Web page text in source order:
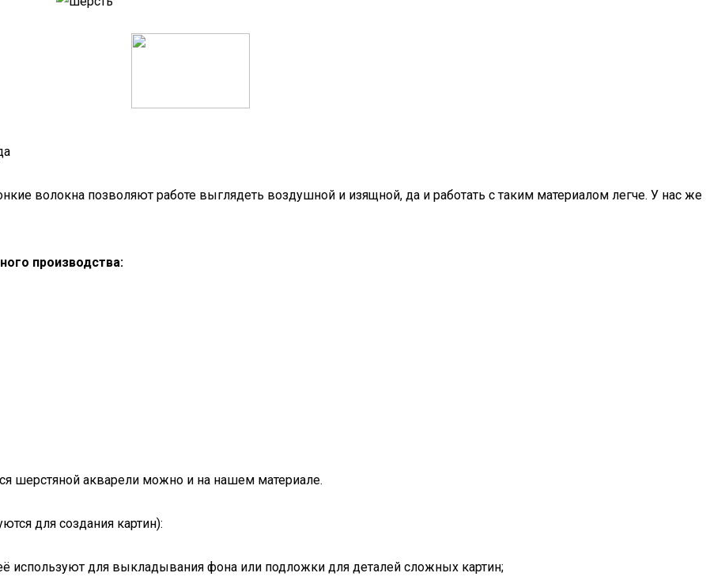
волокна позволяют работе выглядеть воздушной и изящной, да и работать с таким материалом легче. У нас же
производства:
шерстяной акварели можно и на нашем материале.
для создания картин):
используют для выкладывания фона или подложки для деталей сложных картин;